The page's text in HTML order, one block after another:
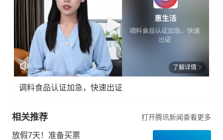
了解详情
调料食品认证加急，快速出证
相关推荐 打开腾讯新闻查看更多
放假7天！准备买票